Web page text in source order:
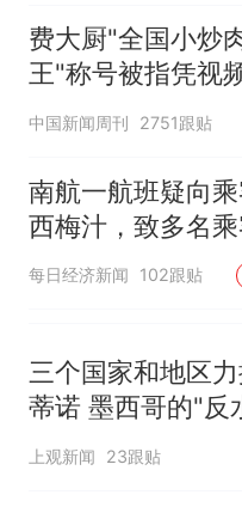
费大厨"全国小炒
王"称号被指凭视
官方回应
中国新闻周刊 2751跟贴
南航一航班疑向
西梅汁，致多名乘
行途中排队上厕
客：机上100多人
架飞机都会发放
每日经济新闻 102跟贴
三个国家和地区
蒂诺 墨西哥的"反
寻味
上观新闻 23跟贴